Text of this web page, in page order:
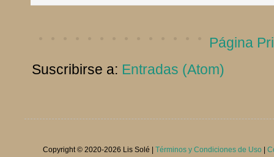
Página
Suscribirse a: Entradas (Atom)
Copyright © 2020-2026 Lis Solé | Términos y Condiciones de Uso